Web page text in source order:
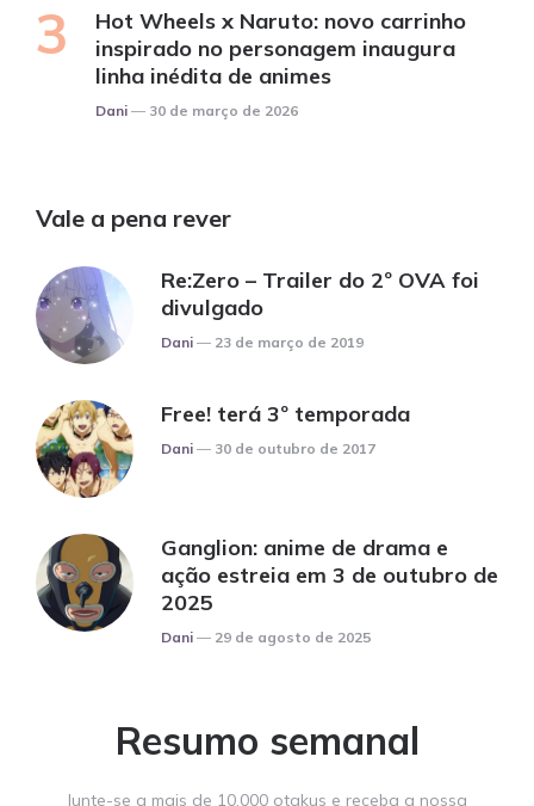
Hot Wheels x Naruto: novo carrinho
inspirado no personagem inaugura
linha inédita de animes
Posted
Dani 30 de março de 2026
Vale a pena rever
Re:Zero – Trailer do 2º OVA foi
divulgado
Posted
Dani 23 de março de 2019
Free! terá 3º temporada
Posted
Dani 30 de outubro de 2017
Ganglion: anime de drama e
ação estreia em 3 de outubro de
2025
Posted
Dani 29 de agosto de 2025
Resumo semanal
Junte-se a mais de 10.000 otakus e receba a nossa